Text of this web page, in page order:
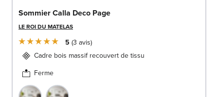
Sommier Calla Deco Page
LE ROI DU MATELAS
5 3 avis
Cadre bois massif recouvert de tissu
Ferme